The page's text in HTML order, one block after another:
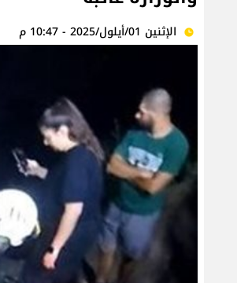
الإثنين 01/أيلول/2025 - 10:47 م